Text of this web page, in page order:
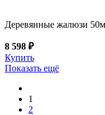
Деревянные жалюзи
8 598 ₽
Купить
Показать ещё
1
2